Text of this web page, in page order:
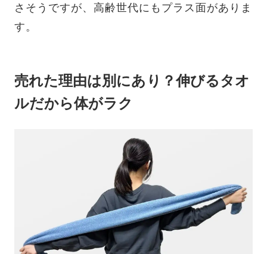
さそうですが、高齢世代にもプラス面がありま
す。
売れた理由は別にあり？伸びるタオ
ルだから体がラク